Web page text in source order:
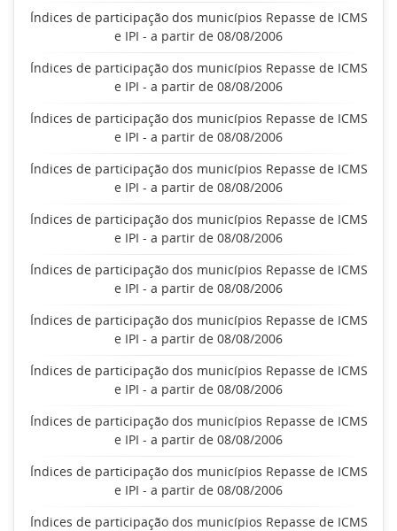
Índices de participação dos municípios Repasse de ICMS
e IPI - a partir de 08/08/2006
Índices de participação dos municípios Repasse de ICMS
e IPI - a partir de 08/08/2006
Índices de participação dos municípios Repasse de ICMS
e IPI - a partir de 08/08/2006
Índices de participação dos municípios Repasse de ICMS
e IPI - a partir de 08/08/2006
Índices de participação dos municípios Repasse de ICMS
e IPI - a partir de 08/08/2006
Índices de participação dos municípios Repasse de ICMS
e IPI - a partir de 08/08/2006
Índices de participação dos municípios Repasse de ICMS
e IPI - a partir de 08/08/2006
Índices de participação dos municípios Repasse de ICMS
e IPI - a partir de 08/08/2006
Índices de participação dos municípios Repasse de ICMS
e IPI - a partir de 08/08/2006
Índices de participação dos municípios Repasse de ICMS
e IPI - a partir de 08/08/2006
Índices de participação dos municípios Repasse de ICMS